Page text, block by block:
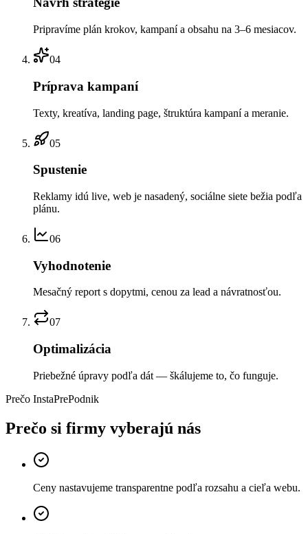
Pripravíme plán krokov, kampaní a obsahu na 3–6 mesiacov.
04
Príprava kampaní
Texty, kreatíva, landing page, štruktúra kampaní a meranie.
05
Spustenie
Reklamy idú live, web je nasadený, sociálne siete bežia podľa
plánu.
06
Vyhodnotenie
Mesačný report s dopytmi, cenou za lead a návratnosťou.
07
Optimalizácia
Priebežné úpravy podľa dát — škálujeme to, čo funguje.
Prečo InstaPrePodnik
Prečo si firmy vyberajú nás
Ceny nastavujeme transparentne podľa rozsahu a cieľa webu.